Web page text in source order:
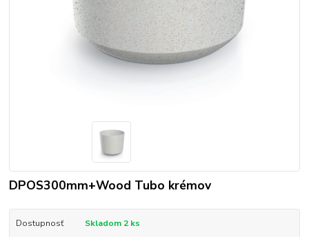
DPOS300mm+Wood Tubo krémov
Dostupnosť Skladom 2 ks